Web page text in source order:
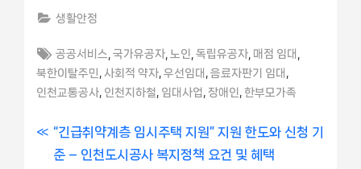
생활안정
Tags:
공공서비스 ,국가유공자 노인 ,독립유공자 매점 임대
북한이탈주민 사회적 약자 우선임대 음료자판기 임대
인천교통공사 인천지하철 임대사업 장애인 한부모가족
글P
r
“긴급취약계층 임시주택 지원” 지원 한도와 신청 기
준 – 인천도시공사 복지정책 요건 및 혜택